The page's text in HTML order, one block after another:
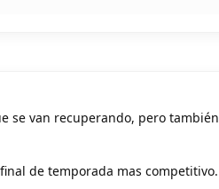
se van recuperando, pero también
de temporada mas competitivo.